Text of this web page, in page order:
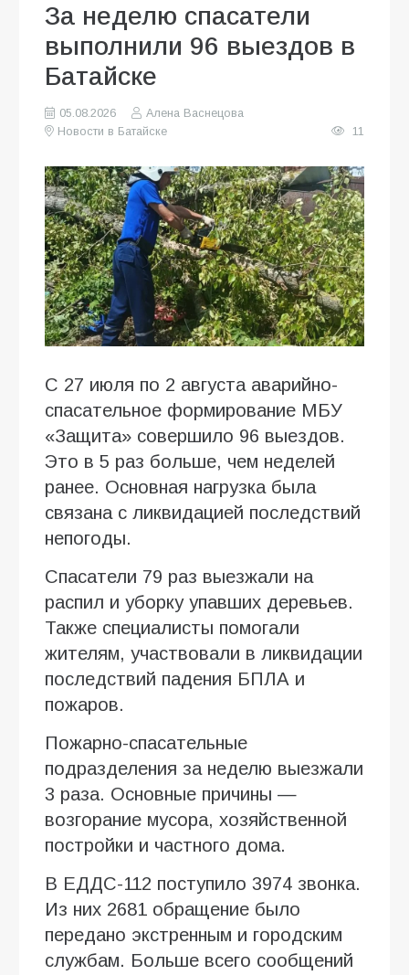
За неделю спасатели
выполнили 96 выездов в
Батайске
05.08.2026
Алена Васнецова
Новости в Батайске
11
С 27 июля по 2 августа аварийно-
спасательное формирование МБУ
«Защита» совершило 96 выездов.
Это в 5 раз больше, чем неделей
ранее. Основная нагрузка была
связана с ликвидацией последствий
непогоды.
Спасатели 79 раз выезжали на
распил и уборку упавших деревьев.
Также специалисты помогали
жителям, участвовали в ликвидации
последствий падения БПЛА и
пожаров.
Пожарно-спасательные
подразделения за неделю выезжали
3 раза. Основные причины —
возгорание мусора, хозяйственной
постройки и частного дома.
В ЕДДС-112 поступило 3974 звонка.
Из них 2681 обращение было
передано экстренным и городским
службам. Больше всего сообщений